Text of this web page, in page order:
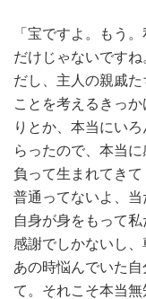
「宝ですよ。もう
だけじゃないです
だし、主人の親戚
ことを考えるきっ
りとか、本当にい
らったので、本当
負って生まれてき
普通ってないよ、
自身が身をもって
感謝でしかないし、
あの時悩んでいた
て。それこそ本当